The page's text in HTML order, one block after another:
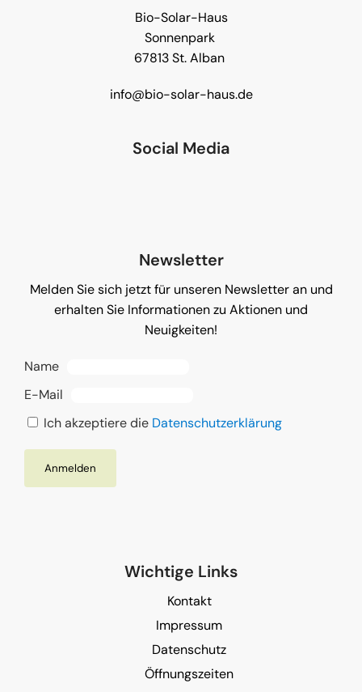
Bio-Solar-Haus
Sonnenpark
67813 St. Alban
info@bio-solar-haus.de
Social Media
Newsletter
Melden Sie sich jetzt für unseren Newsletter an und
erhalten Sie Informationen zu Aktionen und
Neuigkeiten!
Name
E-Mail
Ich akzeptiere die Datenschutzerklärung
Wichtige Links
Kontakt
Impressum
Datenschutz
Öffnungszeiten